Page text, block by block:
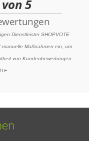
Dienstleister SHOPVOTE
Maßnahmen ein, um
von Kundenbewertungen